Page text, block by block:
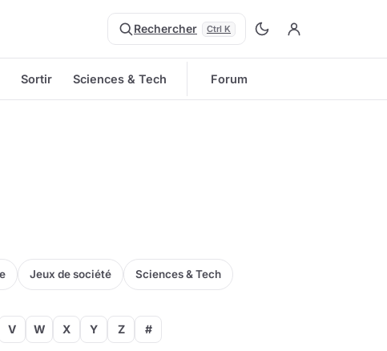
Rechercher Ctrl K
Sortir Sciences & Tech Forum
Jeux de société Sciences & Tech
V W X Y Z #